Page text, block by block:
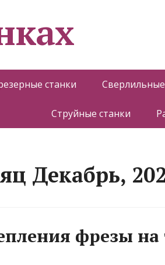
станки
Струйные станки
Декабрь,
фрезы на